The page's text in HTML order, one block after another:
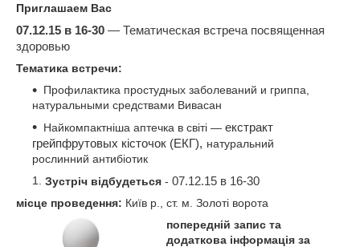
Приглашаем Вас
07.12.15 в 16-30 ― Тематическая встреча посвященная
здоровью
Тематика встречи:
Профилактика простудных заболеваний и гриппа,
натуральными средствами Вивасан
Найкомпактніша аптечка в світі ― екстракт
грейпфрутовых кісточок (ЕКГ), натуральний
рослинний антибіотик
Зустріч відбудеться - 07.12.15 в 16-30
місце проведення: Київ р., ст. м. Золоті ворота
попередній запис та
додаткова інформація за